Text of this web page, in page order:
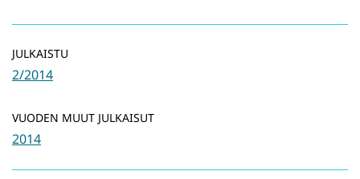
JULKAISTU
2/2014
VUODEN MUUT JULKAISUT
2014